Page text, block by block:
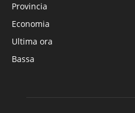
Provincia
Economia
Ultima ora
Bassa